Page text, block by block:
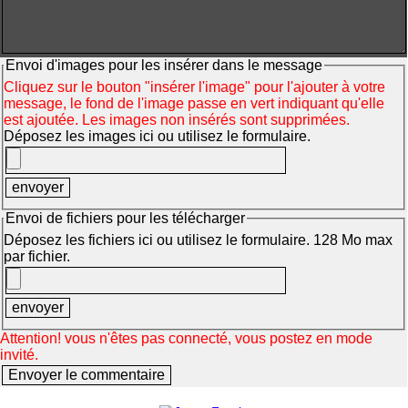
Envoi d'images pour les insérer dans le message
Cliquez sur le bouton "insérer l'image" pour l'ajouter à votre
message, le fond de l'image passe en vert indiquant qu'elle
est ajoutée. Les images non insérés sont supprimées.
Déposez les images ici ou utilisez le formulaire.
Envoi de fichiers pour les télécharger
Déposez les fichiers ici ou utilisez le formulaire. 128 Mo max
par fichier.
Attention! vous n'êtes pas connecté, vous postez en mode
invité.